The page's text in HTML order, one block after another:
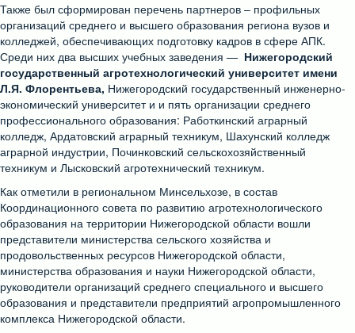
Также был сформирован перечень партнеров – профильных
организаций среднего и высшего образования региона вузов и
колледжей, обеспечивающих подготовку кадров в сфере АПК.
Среди них два высших учебных заведения — Нижегородский
государственный агротехнологический университет имени
Л.Я. Флорентьева, Нижегородский государственный инженерно-
экономический университет и и пять организации среднего
профессионального образования: Работкинский аграрный
колледж, Ардатовский аграрный техникум, Шахунский колледж
аграрной индустрии, Починковский сельскохозяйственный
техникум и Лысковский агротехнический техникум.
Как отметили в региональном Минсельхозе, в состав
Координационного совета по развитию агротехнологического
образования на территории Нижегородской области вошли
представители министерства сельского хозяйства и
продовольственных ресурсов Нижегородской области,
министерства образования и науки Нижегородской области,
руководители организаций среднего специального и высшего
образования и представители предприятий агропромышленного
комплекса Нижегородской области.